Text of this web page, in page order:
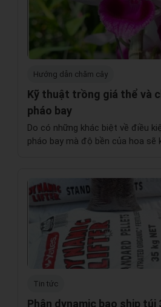
Hướng dẫn chăm cây
Kỹ thuật trồng giá thể và
pháo bay
Do có những khác biệt về điều
pháo bay mà độ bền của hoa sẽ
Tin tức
Phân dynamic bao ship